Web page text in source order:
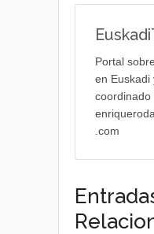
Portal
en Euskadi
coordinado
.com